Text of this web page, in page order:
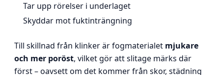
Tar upp rörelser i underlaget
Skyddar mot fuktinträngning
Till skillnad från klinker är fogmaterialet mjukare
och mer poröst, vilket gör att slitage märks där
först – oavsett om det kommer från skor, städning